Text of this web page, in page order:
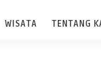
WISATA TENTANG